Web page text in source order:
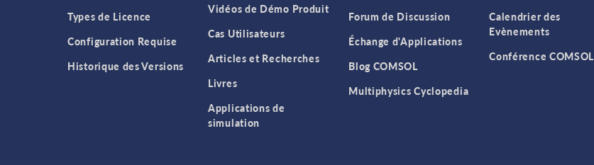
Types de Licence
Configuration Requise
Historique des Versions
Vidéos de Démo Produit
Cas Utilisateurs
Articles et Recherches
Livres
Applications de
simulation
Forum de Discussion
Échange d'Applications
Blog COMSOL
Multiphysics Cyclopedia
Calendrier des
Evènements
Conférence COMSOL